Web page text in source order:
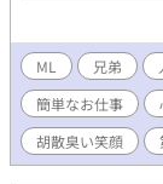
惑になるような
きたということも
と信じていたと
いたとしてもそれ
いに思っていた。
てなにもかもに手
儀なくされてし
ML 兄弟
簡単なお仕事
胡散臭い笑顔